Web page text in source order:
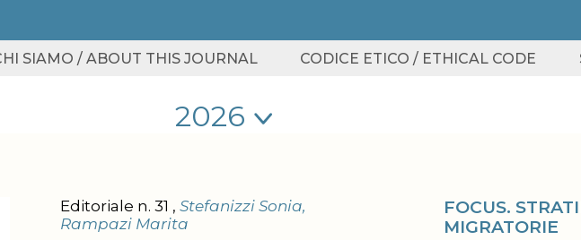
SIAMO / ABOUT THIS JOURNAL CODICE ETICO / ETHICAL CODE
Seleziona anno
Editoriale n. 31 , Stefanizzi Sonia,
Rampazi Marita
FOCUS.
MIGRATORIE